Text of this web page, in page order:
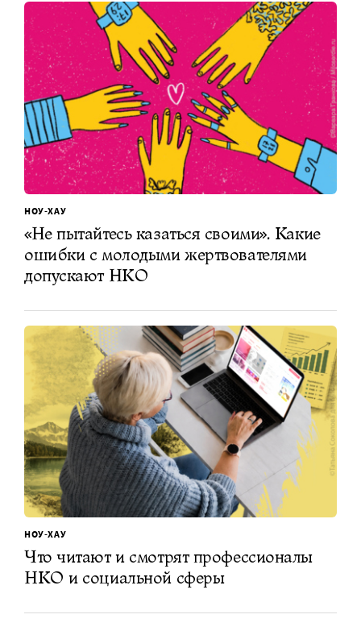
НОУ-ХАУ
«Не пытайтесь казаться своими». Какие
ошибки с молодыми жертвователями
допускают НКО
НОУ-ХАУ
Что читают и смотрят профессионалы
НКО и социальной сферы